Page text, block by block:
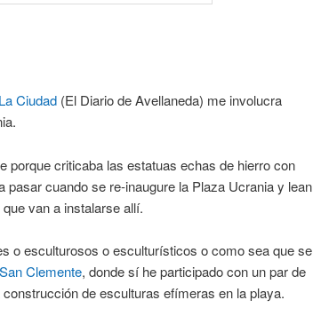
Ciudad (El Diario de Avellaneda) me involucra
porque criticaba las estatuas echas de hierro con
pasar cuando se re-inaugure la Plaza Ucrania y lean
van a instalarse allí.
o esculturosos o esculturísticos o como sea que se
San Clemente, donde sí he participado con un par de
de esculturas efímeras en la playa.